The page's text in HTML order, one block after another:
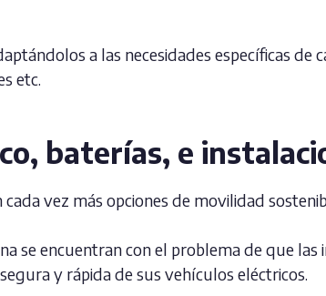
a las necesidades específicas de
etc.
baterías, e
vez más opciones de movilidad
se encuentran con el problema de que las
y rápida de sus vehículos eléctricos.